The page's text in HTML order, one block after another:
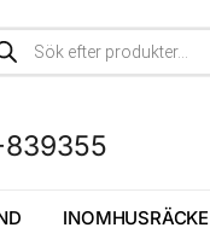
INOMHUSRÄCKE